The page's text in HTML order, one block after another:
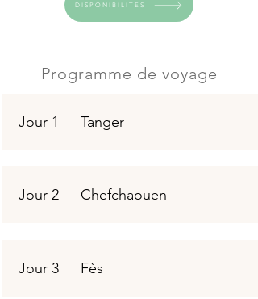
DISPONIBILITÉS
Programme de voyage
Jour 1 Tanger
Jour 2 Chefchaouen
Jour 3 Fès